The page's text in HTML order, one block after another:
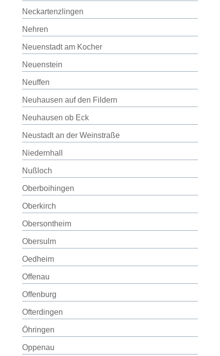
Neckartenzlingen
Nehren
Neuenstadt am Kocher
Neuenstein
Neuffen
Neuhausen auf den Fildern
Neuhausen ob Eck
Neustadt an der Weinstraße
Niedernhall
Nußloch
Oberboihingen
Oberkirch
Obersontheim
Obersulm
Oedheim
Offenau
Offenburg
Ofterdingen
Öhringen
Oppenau